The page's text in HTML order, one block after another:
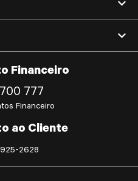
Financeiro
777
Financeiro
ao Cliente
2628